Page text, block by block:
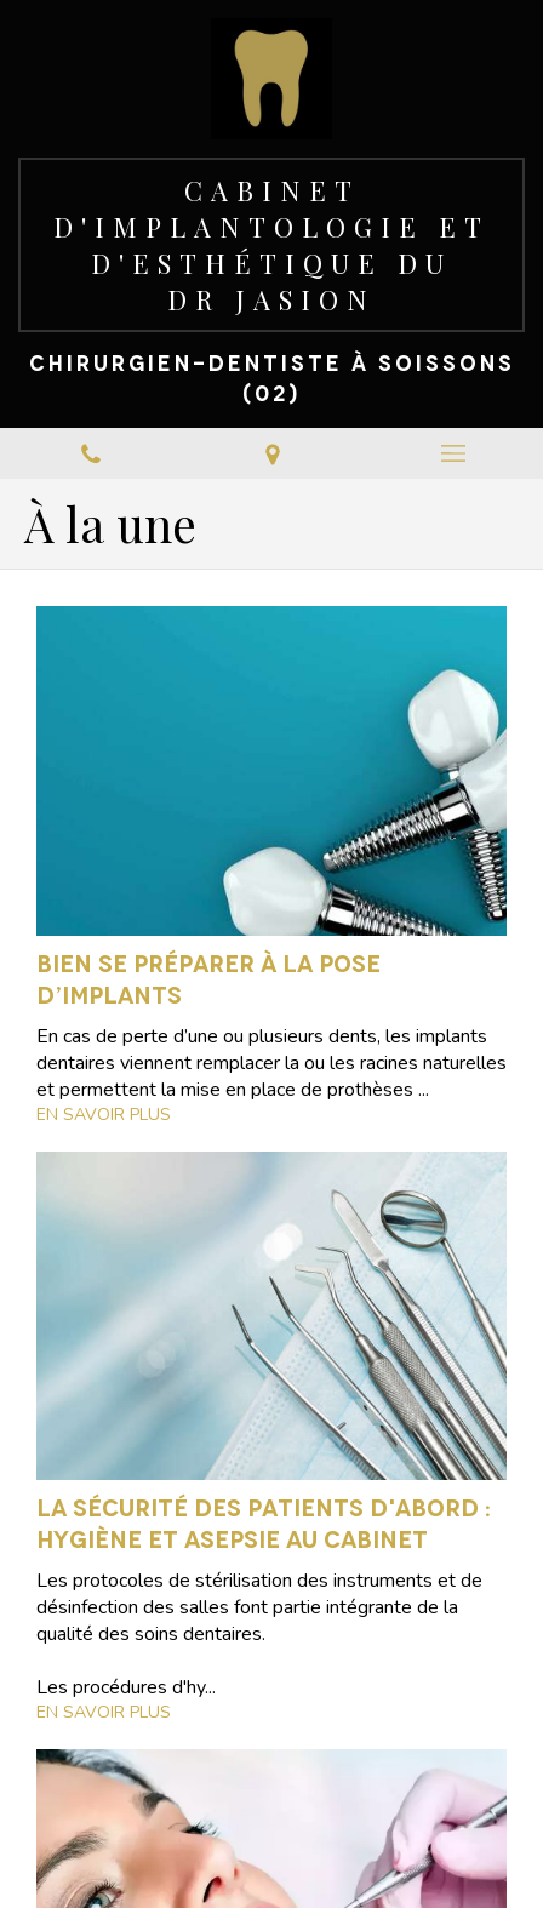
CABINET
D'IMPLANTOLOGIE ET
D'ESTHÉTIQUE DU
DR JASION
CHIRURGIEN-DENTISTE À SOISSONS
(02)
À la une
Bien se préparer à la pose
d’implants
En cas de perte d’une ou plusieurs dents, les implants
dentaires viennent remplacer la ou les racines naturelles
et permettent la mise en place de prothèses ...
EN SAVOIR PLUS
La sécurité des patients d'abord :
hygiène et asepsie au cabinet
Les protocoles de stérilisation des instruments et de
désinfection des salles font partie intégrante de la
qualité des soins dentaires.
Les procédures d'hy...
EN SAVOIR PLUS